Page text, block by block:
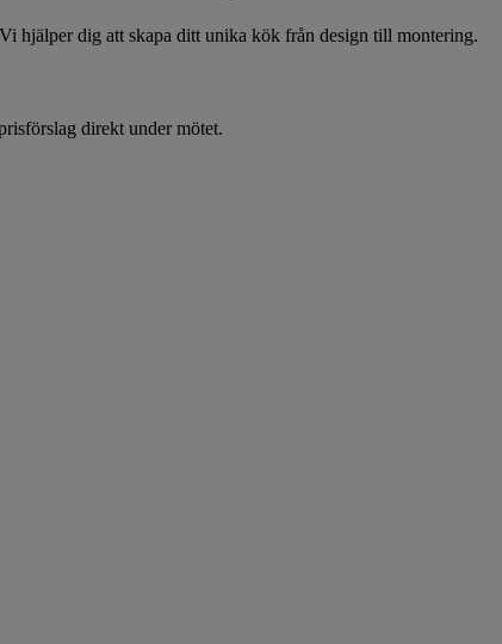
Vi hjälper dig att skapa ditt unika kök från design till montering.
direkt under mötet.